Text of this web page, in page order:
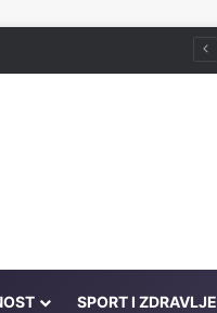
SPORT I ZDRAVLJE